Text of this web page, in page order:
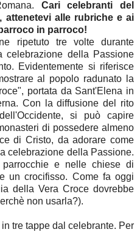
Cari celebranti del
attenetevi alle rubriche e ai
in parroco!
ripetuto tre volte durante
celebrazione della Passione
Evidentemente si riferisce
al popolo radunato la
portata da Sant'Elena in
Con la diffusione del rito
si può capire
di possedere almeno
di Cristo, da adorare come
celebrazione della Passione.
e nelle chiese di
un crocifisso. Come fa oggi
della Vera Croce dovrebbe
non usarla?).
tre tappe dal celebrante. Per